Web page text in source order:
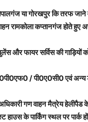
या गोरखपुर कि तरफ
रामकोला कप्तानगंज होते
फायर सर्विस की गाड़ियों को
/ पी0ए0सी0 एवं अन्य
गण वाहन मैत्रेय
हाउस के पार्किंग स्थल पर पार्क